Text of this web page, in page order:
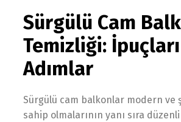
Sürgülü Cam
Temizliği:
Adımlar
Sürgülü cam balkonlar modern ve
sahip olmalarının yanı sıra